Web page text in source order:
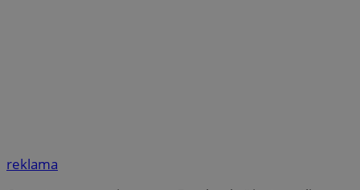
reklama